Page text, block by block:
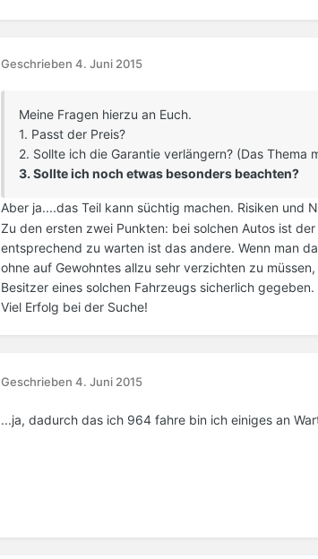
Geschrieben 4. Juni 2015
Meine Fragen hierzu an Euch.
1. Passt der Preis?
2. Sollte ich die Garantie verlängern? (Das
3. Sollte ich noch etwas besonders beachten?
Aber ja....das Teil kann süchtig machen. Risiken und
Zu den ersten zwei Punkten: bei solchen Autos ist
entsprechend zu warten ist das andere. Wenn man
ohne auf Gewohntes allzu sehr verzichten zu
Besitzer eines solchen Fahrzeugs sicherlich gegeben.
Viel Erfolg bei der Suche!
Geschrieben 4. Juni 2015
...ja, dadurch das ich 964 fahre bin ich einiges an